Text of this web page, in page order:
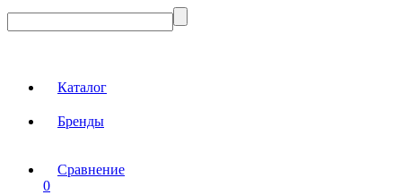
Каталог
Бренды
Сравнение
0